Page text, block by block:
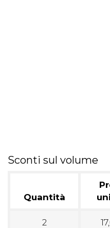
Sconti sul volume
Quantità
2